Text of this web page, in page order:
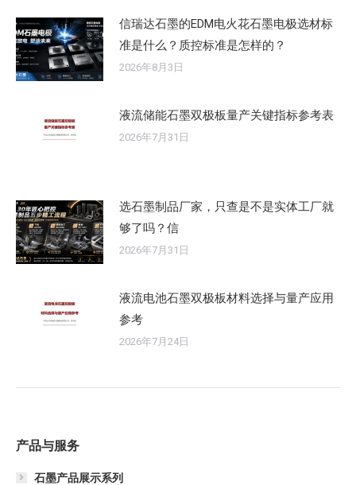
信瑞达石墨的EDM电火花石墨电极选材标
准是什么？质控标准是怎样的？
2026年8月3日
液流储能石墨双极板量产关键指标参考表
2026年7月31日
选石墨制品厂家，只查是不是实体工厂就
够了吗？信
2026年7月31日
液流电池石墨双极板材料选择与量产应用
参考
2026年7月24日
产品与服务
石墨产品展示系列